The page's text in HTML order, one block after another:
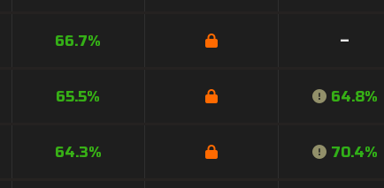
66.7% –
65.5% 64.8%
64.3% 70.4%